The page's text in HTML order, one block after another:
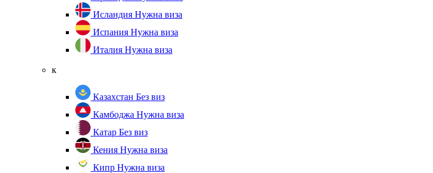
Исландия Нужна виза
Испания Нужна виза
Италия Нужна виза
к
Казахстан Без виз
Камбоджа Нужна виза
Катар Без виз
Кения Нужна виза
Кипр Нужна виза